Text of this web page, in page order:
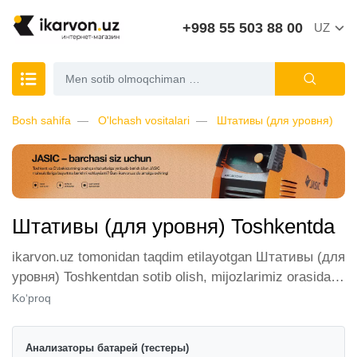
+998 55 503 88 00 UZ
Bosh sahifa O'lchash vositalari Штативы (для уровня)
Штативы (для уровня) Toshkentda
ikarvon.uz tomonidan taqdim etilayotgan Штативы (для
уровня) Toshkentdan sotib olish, mijozlarimiz orasida
katta talabga ega. Biz ushbu toifadagi tovarlarni sotish
Ko‘proq
Анализаторы батарей (тестеры)